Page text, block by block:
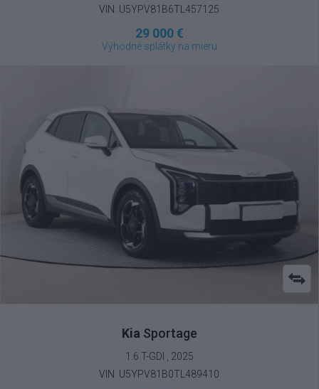
VIN: U5YPV81B6TL457125
29 000 €
Výhodné splátky na mieru
Kia Sportage
1.6 T-GDI , 2025
VIN: U5YPV81B0TL489410